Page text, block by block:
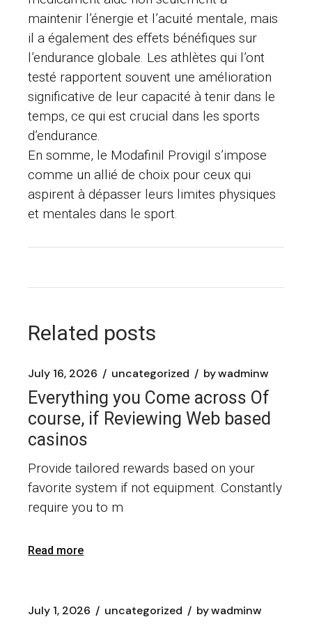
maintenir l’énergie et l’acuité mentale, mais
il a également des effets bénéfiques sur
l’endurance globale. Les athlètes qui l’ont
testé rapportent souvent une amélioration
significative de leur capacité à tenir dans le
temps, ce qui est crucial dans les sports
d’endurance.
En somme, le Modafinil Provigil s’impose
comme un allié de choix pour ceux qui
aspirent à dépasser leurs limites physiques
et mentales dans le sport.
Related posts
July 16, 2026 uncategorized bywadminw
Everything you Come across Of
course, if Reviewing Web based
casinos
Provide tailored rewards based on your
favorite system if not equipment. Constantly
require you to m
Read more
July 1, 2026 uncategorized bywadminw